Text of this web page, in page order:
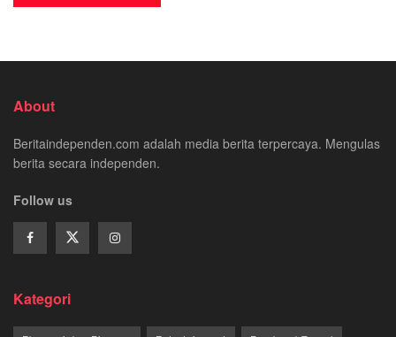
About
Beritaindependen.com adalah media berita terpercaya. Mengulas
berita secara independen.
Follow us
Kategori